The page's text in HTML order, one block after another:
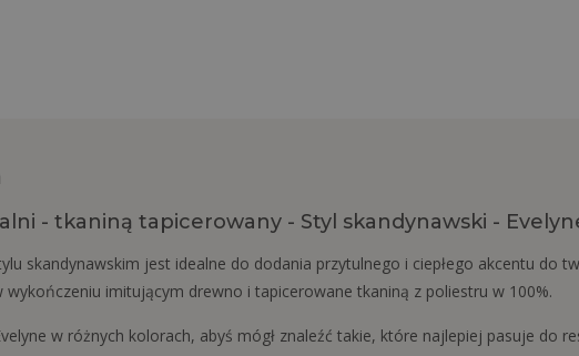
- tkaniną tapicerowany - Styl skandynawski -
skandynawskim jest idealne do dodania przytulnego i ciepłego akcentu do
imitującym drewno i tapicerowane tkaniną z poliestru w 100%.
w różnych kolorach, abyś mógł znaleźć takie, które najlepiej pasuje do